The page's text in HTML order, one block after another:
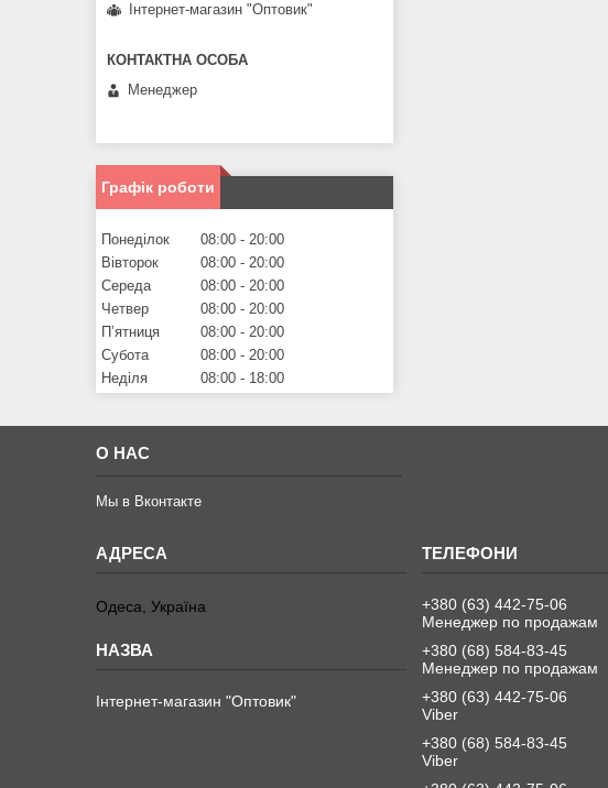
Інтернет-магазин "Оптовик"
Менеджер
Графік роботи
Понеділок 08:00
20:00
Вівторок
08:00
20:00
Середа
08:00
20:00
Четвер
08:00
20:00
Пʼятниця
08:00
20:00
Субота
08:00
20:00
Неділя
08:00 18:00
О НАС
Мы в Вконтакте
Одеса, Україна
Інтернет-магазин "Оптовик"
+380 (63) 442-75-06
Менеджер по продажам
+380 (68) 584-83-45
Менеджер по продажам
+380 (63) 442-75-06
Viber
+380 (68) 584-83-45
Viber